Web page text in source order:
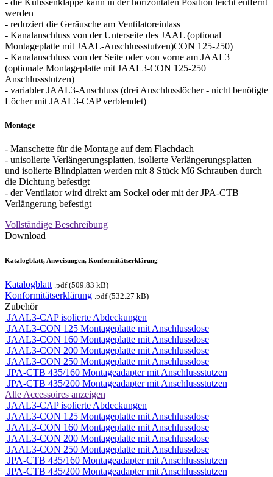
werden
- reduziert die Geräusche am Ventilatoreinlass
- Kanalanschluss von der Unterseite des JAAL (optional
Montageplatte mit JAAL-Anschlussstutzen)CON 125-250)
- Kanalanschluss von der Seite oder von vorne am JAAL3
(optionale Montageplatte mit JAAL3-CON 125-250
Anschlussstutzen)
- variabler JAAL3-Anschluss (drei Anschlusslöcher - nicht benötigte
Löcher mit JAAL3-CAP verblendet)
Montage
- Manschette für die Montage auf dem Flachdach
- unisolierte Verlängerungsplatten, isolierte Verlängerungsplatten
und isolierte Blindplatten werden mit 8 Stück M6 Schrauben durch
die Dichtung befestigt
- der Ventilator wird direkt am Sockel oder mit der JPA-CTB
Verlängerung befestigt
Vollständige Beschreibung
Download
Katalogblatt, Anweisungen, Konformitätserklärung
Katalogblatt .pdf (509.83 kB)
Konformitätserklärung .pdf (532.27 kB)
Zubehör
JAAL3-CAP isolierte Abdeckungen
JAAL3-CON 125 Montageplatte mit Anschlussdose
JAAL3-CON 160 Montageplatte mit Anschlussdose
JAAL3-CON 200 Montageplatte mit Anschlussdose
JAAL3-CON 250 Montageplatte mit Anschlussdose
JPA-CTB 435/160 Montageadapter mit Anschlussstutzen
JPA-CTB 435/200 Montageadapter mit Anschlussstutzen
Alle Accessoires anzeigen
JAAL3-CAP isolierte Abdeckungen
JAAL3-CON 125 Montageplatte mit Anschlussdose
JAAL3-CON 160 Montageplatte mit Anschlussdose
JAAL3-CON 200 Montageplatte mit Anschlussdose
JAAL3-CON 250 Montageplatte mit Anschlussdose
JPA-CTB 435/160 Montageadapter mit Anschlussstutzen
JPA-CTB 435/200 Montageadapter mit Anschlussstutzen